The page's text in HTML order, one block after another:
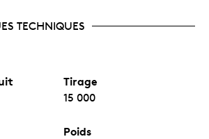
TECHNIQUES
Tirage
15 000
Poids